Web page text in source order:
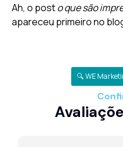
Ah, o posto que são
apareceu primeiro no
🔍 WE